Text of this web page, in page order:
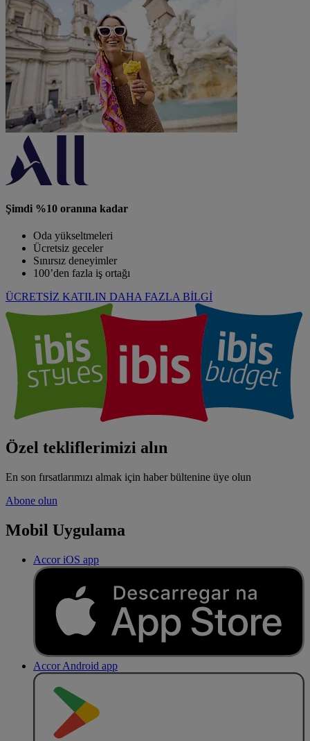
Şimdi %10 oranına kadar
Oda yükseltmeleri
Ücretsiz geceler
Sınırsız deneyimler
100’den fazla iş ortağı
ÜCRETSİZ KATILIN DAHA FAZLA BİLGİ
Özel tekliflerimizi alın
En son fırsatlarımızı almak için haber bültenine üye olun
Abone olun
Mobil Uygulama
Accor iOS app
Accor Android app